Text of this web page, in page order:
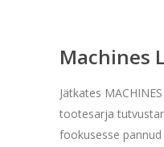
Machines
Jätkates
tootesarja
fookusesse